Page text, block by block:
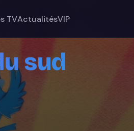
TVActualitésVIP
sud